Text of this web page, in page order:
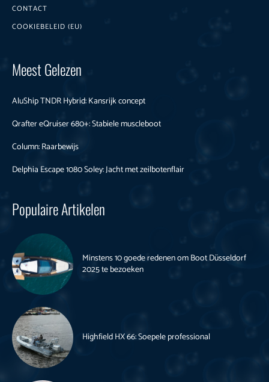
CONTACT
COOKIEBELEID (EU)
Meest Gelezen
AluShip TNDR Hybrid: Kansrijk concept
Qrafter eQruiser 680+: Stabiele muscleboot
Column: Raarbewijs
Delphia Escape 1080 Soley: Jacht met zeilbotenflair
Populaire Artikelen
Minstens 10 goede redenen om Boot Düsseldorf
2025 te bezoeken
Highfield HX 66: Soepele professional